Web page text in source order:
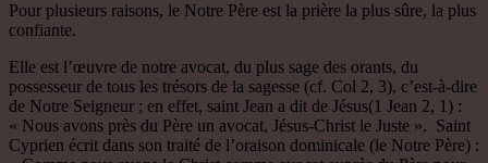
Pour plusieurs raisons, le Notre Père est la prière la plus sûre, la plus
confiante.
Elle est l’œuvre de notre avocat, du plus sage des orants, du
possesseur de tous les trésors de la sagesse (cf. Col 2, 3), c’est-à-dire
de Notre Seigneur ; en effet, saint Jean a dit de Jésus(1 Jean 2, 1) :
« Nous avons près du Père un avocat, Jésus-Christ le Juste ». Saint
Cyprien écrit dans son traité de l’oraison dominicale (le Notre Père) :